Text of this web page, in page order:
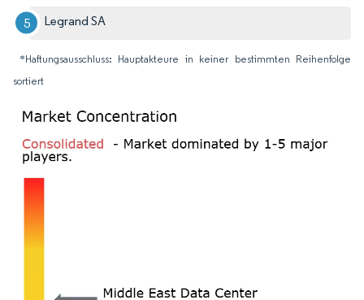
Legrand SA
*Haftungsausschluss: Hauptakteure in keiner bestimmten Reihenfolge
sortiert